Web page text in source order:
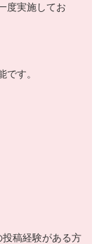
度実施してお
す。
稿経験がある方